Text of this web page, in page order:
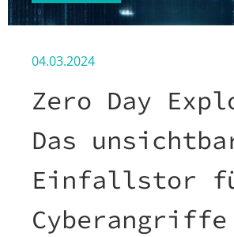
04.03.2024
Zero Day
Das
Einfallstor
Cyberangriffe